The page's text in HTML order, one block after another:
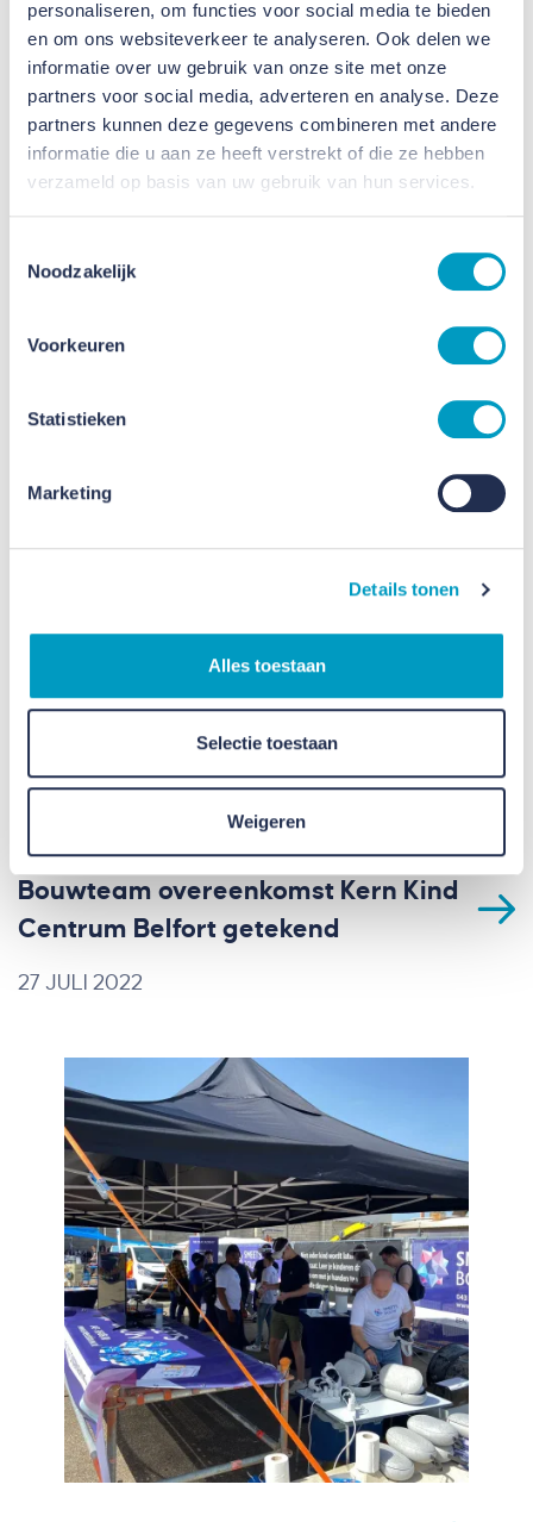
personaliseren, om functies voor social media te bieden
en om ons websiteverkeer te analyseren. Ook delen we
informatie over uw gebruik van onze site met onze
partners voor social media, adverteren en analyse. Deze
partners kunnen deze gegevens combineren met andere
informatie die u aan ze heeft verstrekt of die ze hebben
verzameld op basis van uw gebruik van hun services.
Noodzakelijk
Voorkeuren
Statistieken
Marketing
Details tonen
Alles toestaan
Selectie toestaan
Weigeren
Resultaat komt samen tijdens jubilea
Bouwteam overeenkomst Kern Kind
Centrum Belfort getekend
27 JULI 2022